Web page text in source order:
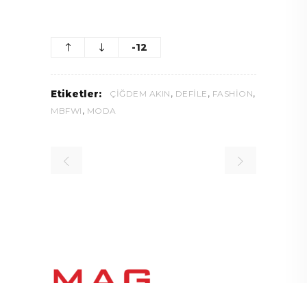
-12
Etiketler: ÇIĞDEM AKIN , DEFILE , FASHION,
MBFWI , MODA